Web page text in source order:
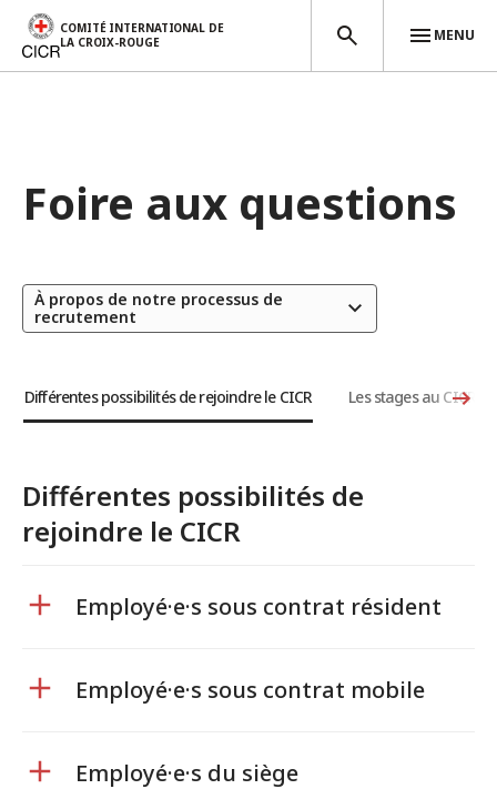
COMITÉ INTERNATIONAL DE
LA CROIX-ROUGE
MENU
Foire aux questions
À propos de notre processus de
recrutement
Différentes possibilités de rejoindre le CICR Les stages au CICR
Différentes possibilités de
rejoindre le CICR
Employé·e·s sous contrat résident
Employé·e·s sous contrat mobile
Employé·e·s du siège